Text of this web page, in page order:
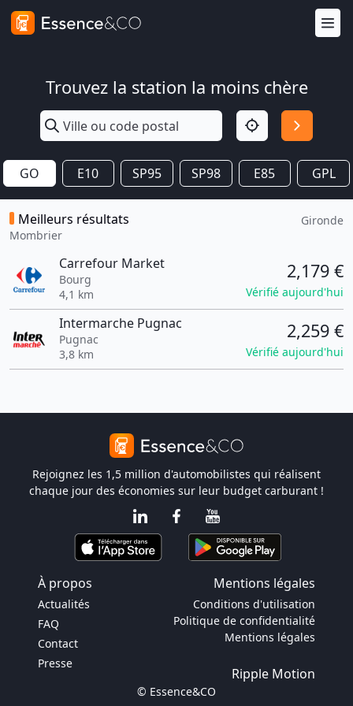
Trouvez la station la moins chère
GO E10 SP95 SP98 E85 GPL
Meilleurs résultats
Mombrier
Gironde
Carrefour Market
Bourg
4,1 km
2,179 €
Vérifié aujourd'hui
Intermarche Pugnac
Pugnac
3,8 km
2,259 €
Vérifié aujourd'hui
Rejoignez les 1,5 million d'automobilistes qui réalisent
chaque jour des économies sur leur budget carburant !
À propos Mentions légales
Actualités
FAQ
Contact
Presse
Conditions d'utilisation
Politique de confidentialité
Mentions légales
Ripple Motion
© Essence&CO